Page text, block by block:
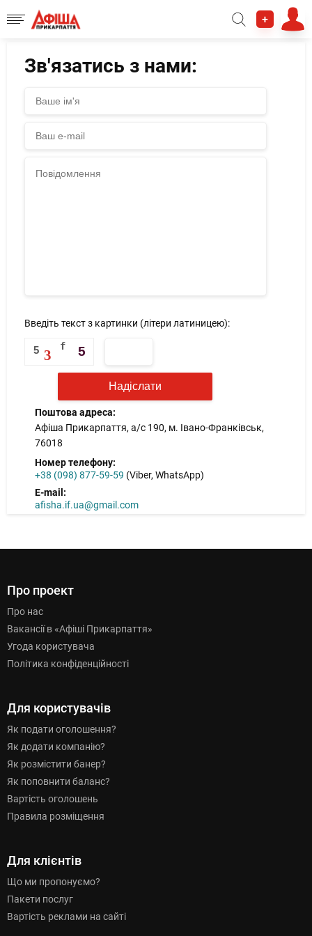
+
Зв'язатись з нами:
Введіть текст з картинки (літери латиницею):
5 3
Поштова адреса:
Афіша Прикарпаття, а/с 190, м. Івано-Франківськ,
76018
Номер телефону:
+38 (098) 877-59-59 (Viber, WhatsApp)
E-mail:
afisha.if.ua@gmail.com
Про проект
Про нас
Вакансії в «Афіші Прикарпаття»
Угода користувача
Політика конфіденційності
Для користувачів
Як подати оголошення?
Як додати компанію?
Як розмістити банер?
Як поповнити баланс?
Вартість оголошень
Правила розміщення
Для клієнтів
Що ми пропонуємо?
Пакети послуг
Вартість реклами на сайті